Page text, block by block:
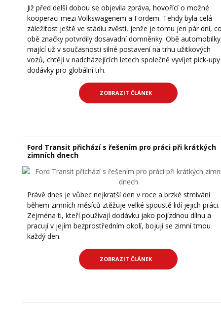
Již před delší dobou se objevila zpráva, hovořící o možné
kooperaci mezi Volkswagenem a Fordem. Tehdy byla celá
záležitost ještě ve stádiu zvěstí, jenže je tomu jen pár dní,
obě značky potvrdily dosavadní domněnky. Obě
mající už v současnosti silné postavení na trhu užitkových
vozů, chtějí v nadcházejících letech společně vyvíjet pick-
dodávky pro globální trh.
ZOBRAZIT ČLÁNEK
Ford Transit přichází s řešením pro práci při krátkých
zimních dnech
Právě dnes je vůbec nejkratší den v roce a brzké stmívání
během zimních měsíců ztěžuje velké spoustě lidí jejich práci.
Zejména ti, kteří používají dodávku jako pojízdnou dílnu a
pracují v jejím bezprostředním okolí, bojují se zimní tmou
každý den.
ZOBRAZIT ČLÁNEK